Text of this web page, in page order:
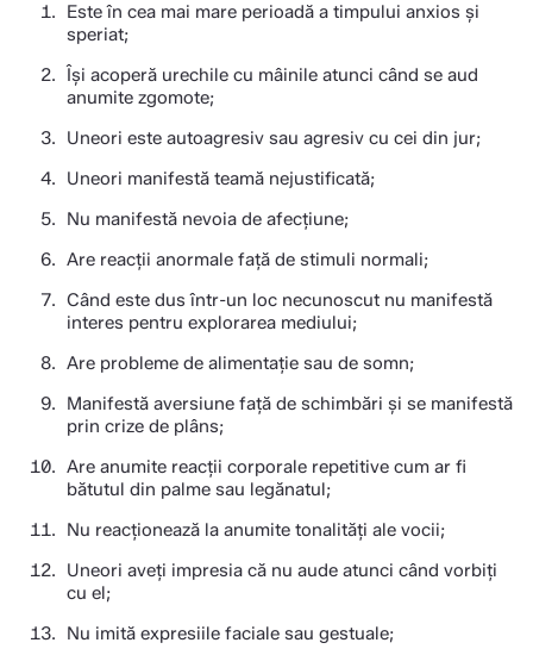
Este în cea mai mare perioadă a timpului anxios şi
speriat;
Îşi acoperă urechile cu mâinile atunci când se aud
anumite zgomote;
Uneori este autoagresiv sau agresiv cu cei din jur;
Uneori manifestă teamă nejustificată;
Nu manifestă nevoia de afecțiune;
Are reacţii anormale faţă de stimuli normali;
Când este dus într-un loc necunoscut nu manifestă
interes pentru explorarea mediului;
Are probleme de alimentație sau de somn;
Manifestă aversiune faţă de schimbări şi se manifestă
prin crize de plâns;
Are anumite reacţii corporale repetitive cum ar fi
bătutul din palme sau legănatul;
Nu reacționează la anumite tonalități ale vocii;
Uneori aveți impresia că nu aude atunci când vorbiți
cu el;
Nu imită expresiile faciale sau gestuale;